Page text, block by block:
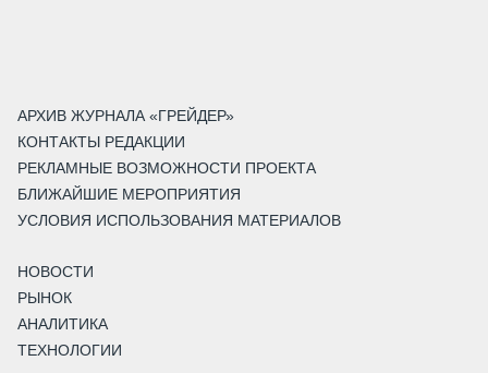
АРХИВ ЖУРНАЛА «ГРЕЙДЕР»
КОНТАКТЫ РЕДАКЦИИ
РЕКЛАМНЫЕ ВОЗМОЖНОСТИ ПРОЕКТА
БЛИЖАЙШИЕ МЕРОПРИЯТИЯ
УСЛОВИЯ ИСПОЛЬЗОВАНИЯ МАТЕРИАЛОВ
НОВОСТИ
РЫНОК
АНАЛИТИКА
ТЕХНОЛОГИИ